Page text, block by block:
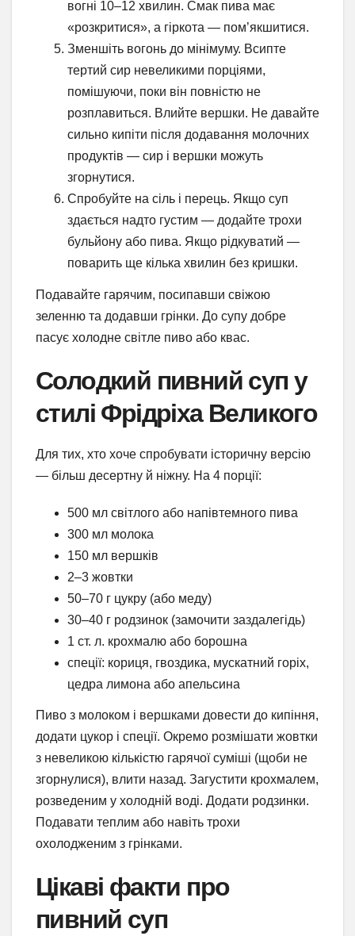
вогні 10–12 хвилин. Смак пива має
«розкритися», а гіркота — пом’якшитися.
Зменшіть вогонь до мінімуму. Всипте
тертий сир невеликими порціями,
помішуючи, поки він повністю не
розплавиться. Влийте вершки. Не давайте
сильно кипіти після додавання молочних
продуктів — сир і вершки можуть
згорнутися.
Спробуйте на сіль і перець. Якщо суп
здається надто густим — додайте трохи
бульйону або пива. Якщо рідкуватий —
поварить ще кілька хвилин без кришки.
Подавайте гарячим, посипавши свіжою
зеленню та додавши грінки. До супу добре
пасує холодне світле пиво або квас.
Солодкий пивний суп у
стилі Фрідріха Великого
Для тих, хто хоче спробувати історичну версію
— більш десертну й ніжну. На 4 порції:
500 мл світлого або напівтемного пива
300 мл молока
150 мл вершків
2–3 жовтки
50–70 г цукру (або меду)
30–40 г родзинок (замочити заздалегідь)
1 ст. л. крохмалю або борошна
спеції: кориця, гвоздика, мускатний горіх,
цедра лимона або апельсина
Пиво з молоком і вершками довести до кипіння,
додати цукор і спеції. Окремо розмішати жовтки
з невеликою кількістю гарячої суміші (щоби не
згорнулися), влити назад. Загустити крохмалем,
розведеним у холодній воді. Додати родзинки.
Подавати теплим або навіть трохи
охолодженим з грінками.
Цікаві факти про
пивний суп